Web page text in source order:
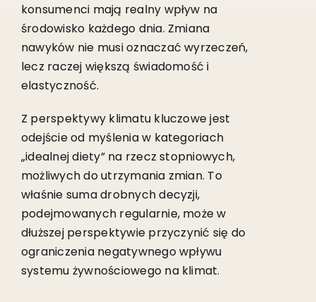
konsumenci mają realny wpływ na
środowisko każdego dnia. Zmiana
nawyków nie musi oznaczać wyrzeczeń,
lecz raczej większą świadomość i
elastyczność.
Z perspektywy klimatu kluczowe jest
odejście od myślenia w kategoriach
„idealnej diety” na rzecz stopniowych,
możliwych do utrzymania zmian. To
właśnie suma drobnych decyzji,
podejmowanych regularnie, może w
dłuższej perspektywie przyczynić się do
ograniczenia negatywnego wpływu
systemu żywnościowego na klimat.